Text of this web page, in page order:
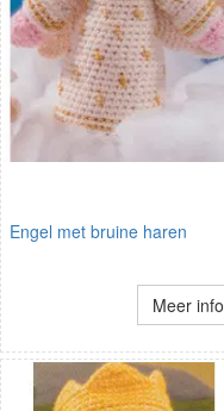
Engel met bruine haren
Meer info